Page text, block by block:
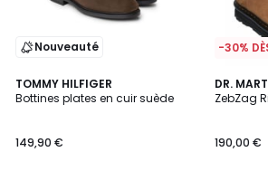
Nouveauté
TOMMY HILFIGER
Bottines plates en cuir suède
149,90 €
-30%
DR.
ZebZag
190,00 €